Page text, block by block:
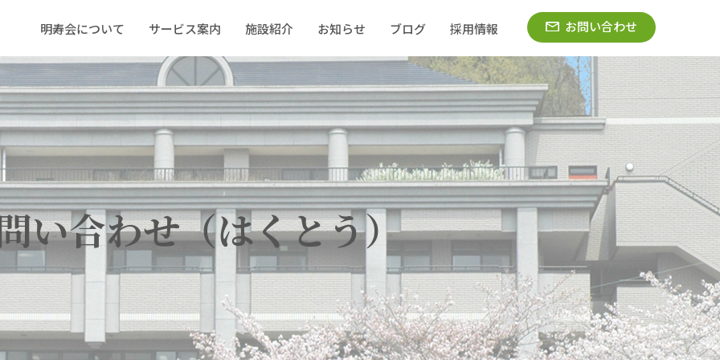
明寿会について サービス案内 施設紹介 お知らせ ブログ 採用情報 お問い合わせ
い合わせ（はくとう）